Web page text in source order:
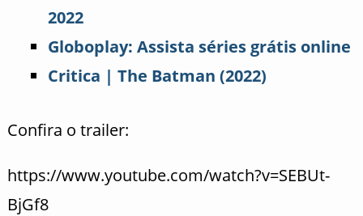
2022
Globoplay: Assista séries grátis online
Critica | The Batman (2022)
Confira o trailer:
https://www.youtube.com/watch?v=SEBUt-
BjGf8